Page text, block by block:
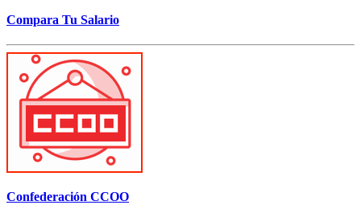
Compara Tu Salario
Confederación CCOO